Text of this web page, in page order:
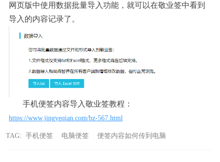
网页版中使用数据批量导入功能，就可以在敬业签中看到
导入的内容记录了。
手机便签内容导入敬业签教程：
https://www.jingyeqian.com/bz-567.html
TAG: 手机便签 电脑便签 便签内容如何传到电脑